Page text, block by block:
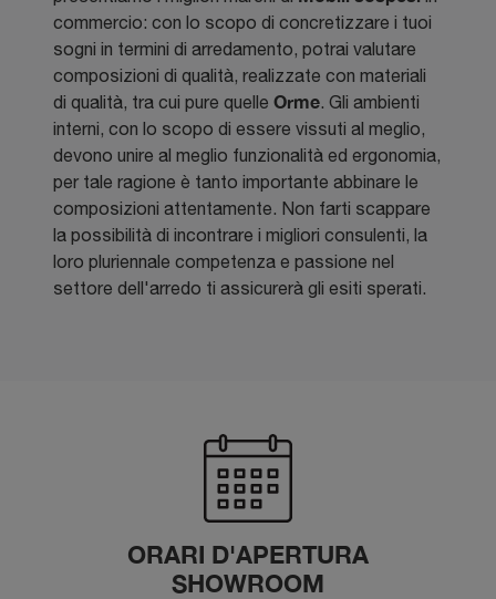
commercio: con lo scopo di concretizzare i tuoi
sogni in termini di arredamento, potrai valutare
composizioni di qualità, realizzate con materiali
di qualità, tra cui pure quelle Orme. Gli ambienti
interni, con lo scopo di essere vissuti al meglio,
devono unire al meglio funzionalità ed ergonomia,
per tale ragione è tanto importante abbinare le
composizioni attentamente. Non farti scappare
la possibilità di incontrare i migliori consulenti, la
loro pluriennale competenza e passione nel
settore dell'arredo ti assicurerà gli esiti sperati.
ORARI D'APERTURA
SHOWROOM